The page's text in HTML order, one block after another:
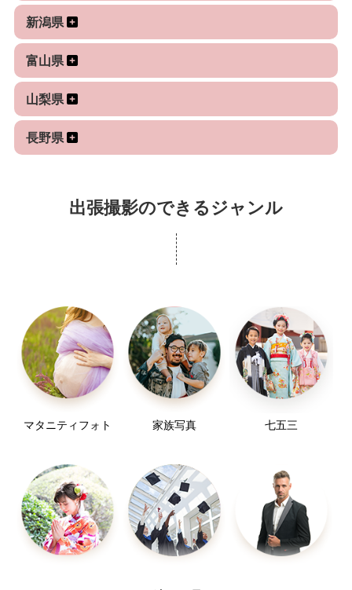
新潟県
富山県
山梨県
長野県
出張撮影のできるジャンル
マタニティフォト 家族写真 七五三